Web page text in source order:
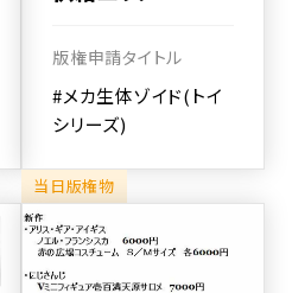
版権申請タイトル
#メカ生体ゾイド(トイ
シリーズ)
当日版権物